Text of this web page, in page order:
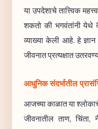
या उपदेशाचे तात्त्विक
शकतो की भगवंतांनी येथे
व्याख्या केली आहे. हे
जीवनात प्रत्यक्षात
आधुनिक संदर्भातील
आजच्या काळात या
जीवनातील ताण,